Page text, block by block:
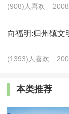
是不是人与自然
活更加科学的现
活的追求作为评
如果不把这
(908)人喜欢
向福明:归州镇文
(1393)人喜欢
本类推荐